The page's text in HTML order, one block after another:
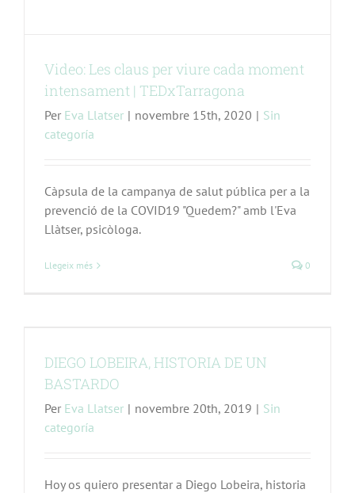
Video: Les claus per viure cada moment
intensament | TEDxTarragona
Per Eva Llatser | novembre 15th, 2020 | Sin
categoría
Càpsula de la campanya de salut pública per a la
prevenció de la COVID19 "Quedem?" amb l'Eva
Llàtser, psicòloga.
Llegeix més 0
DIEGO LOBEIRA, HISTORIA DE UN
BASTARDO
Per Eva Llatser | novembre 20th, 2019 | Sin
categoría
Hoy os quiero presentar a Diego Lobeira, historia